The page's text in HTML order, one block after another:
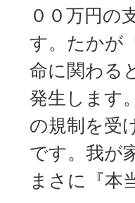
００万円の
す。たかが
命に関わる
発生します
の規制を受
です。我が
まさに『本